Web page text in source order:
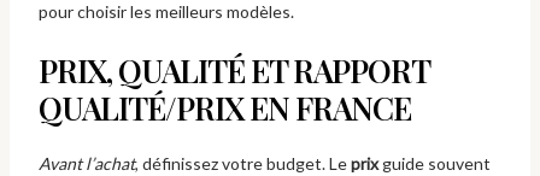
pour choisir les meilleurs modèles.
PRIX, QUALITÉ ET RAPPORT
QUALITÉ/PRIX EN FRANCE
Avant l’achat, définissez votre budget. Leprixguide souvent